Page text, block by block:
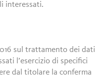
interessati.
sul trattamento dei dati
l’esercizio di specifici
dal titolare la conferma